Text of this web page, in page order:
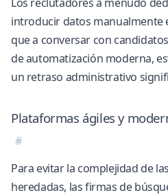
introducir datos manualmente
que a conversar con
de automatización moderna,
un retraso administrativo
Plataformas ágiles y
Para evitar la complejidad de
heredadas, las firmas de